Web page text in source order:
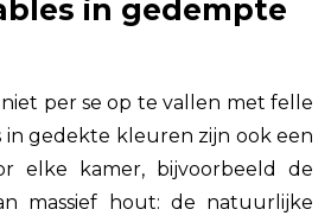
in gedempte
per se op te vallen met felle
in gedekte kleuren zijn ook een
elke kamer, bijvoorbeeld de
massief hout: de natuurlijke